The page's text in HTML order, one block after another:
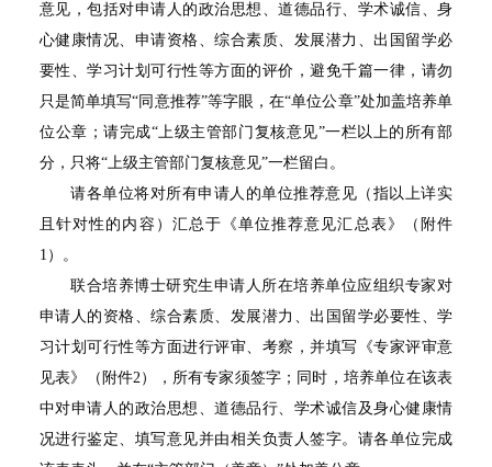
意见，包括对申请人的政治思想、道德品行、学术诚信、身
心健康情况、申请资格、综合素质、发展潜力、出国留学必
要性、学习计划可行性等方面的评价，避免千篇一律，请勿
只是简单填写“同意推荐”等字眼，在“单位公章”处加盖培养单
位公章；请完成“上级主管部门复核意见”一栏以上的所有部
分，只将“上级主管部门复核意见”一栏留白。
请各单位将对所有申请人的单位推荐意见（指以上详实
且针对性的内容）汇总于《单位推荐意见汇总表》（附件
1）。
联合培养博士研究生申请人所在培养单位应组织专家对
申请人的资格、综合素质、发展潜力、出国留学必要性、学
习计划可行性等方面进行评审、考察，并填写《专家评审意
见表》（附件2），所有专家须签字；同时，培养单位在该表
中对申请人的政治思想、道德品行、学术诚信及身心健康情
况进行鉴定、填写意见并由相关负责人签字。请各单位完成